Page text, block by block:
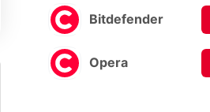
Bitdefender
Opera